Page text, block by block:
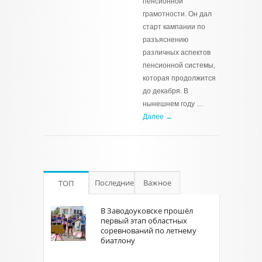
грамотности. Он дал
старт кампании по
разъяснению
различных аспектов
пенсионной системы,
которая продолжится
до декабря. В
нынешнем году …
Далее →
ТОП Последние Важное
В Заводоуковске прошёл
первый этап областных
соревнований по летнему
биатлону